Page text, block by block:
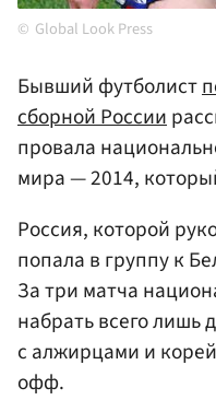
Global Look Press
Бывший футболист
сборной России
провала
мира — 2014,
Россия, которой
попала в группу к
За три матча
набрать всего лишь
с алжирцами и
офф.